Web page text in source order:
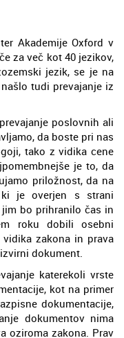
Akademije Oxford v
za več kot 40 jezikov,
jezik, se je na
tudi prevajanje iz
poslovnih ali
da boste pri nas
tako z vidika cene
je to, da
priložnost, da na
je overjen s strani
bo prihranilo čas in
roku dobili osebni
zakona in prava
dokument.
katerekoli vrste
kot na primer
dokumentacije,
dokumentov nima
oziroma zakona. Prav